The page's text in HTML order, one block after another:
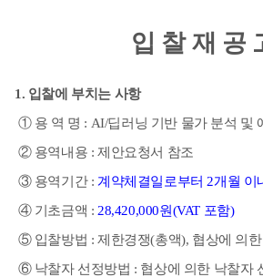
입 찰 재 공
1. 입찰에 부치는 사항
① 용 역 명 : AI/딥러닝 기반 물가 분석 및
② 용역내용 :제안요청서 참조
③ 용역기간 : 계약체결일로부터 2개월 이
④ 기초금액 : 28,420,000원(VAT 포함)
⑤ 입찰방법 :제한경쟁(총액), 협상에 의
⑥ 낙찰자 선정방법 : 협상에 의한 낙찰자